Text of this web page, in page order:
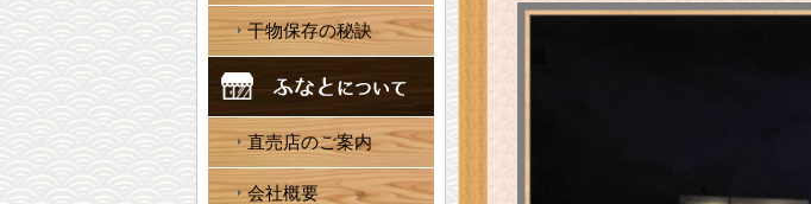
干物保存の秘訣
直売店のご案内
会社概要